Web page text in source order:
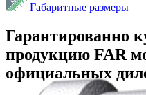
Габаритные размеры
Гарантированно
продукцию FAR
официальных